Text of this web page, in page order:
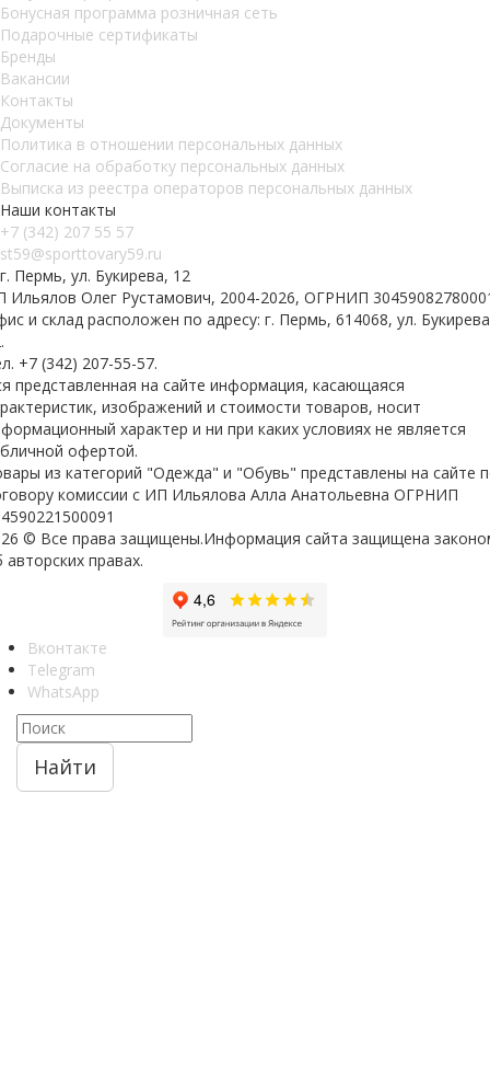
Бонусная программа розничная сеть
Подарочные сертификаты
Бренды
Вакансии
Контакты
Документы
Политика в отношении персональных данных
Согласие на обработку персональных данных
Выписка из реестра операторов персональных данных
Наши контакты
+7 (342) 207 55 57
st59@sporttovary59.ru
г. Пермь, ул. Букирева, 12
Ильялов Олег Рустамович, 2004-2026, ОГРНИП
и склад расположен по адресу: г. Пермь, 614068, ул.
+7 (342) 207-55-57.
представленная на сайте информация, касающаяся
изображений и стоимости товаров, носит
характер и ни при каких условиях не является
офертой.
из категорий "Одежда" и "Обувь" представлены на сайте
комиссии с ИП Ильялова Алла Анатольевна ОГРНИП
© Все права защищены.Информация сайта защищена
авторских правах.
Вконтакте
Telegram
WhatsApp
Найти